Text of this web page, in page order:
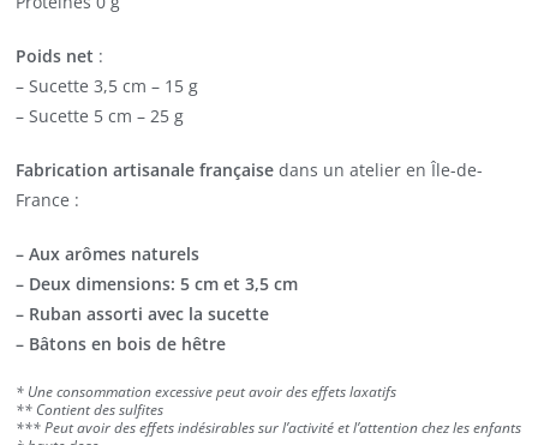
Poids net :
– Sucette 3,5 cm – 15 g
– Sucette 5 cm – 25 g
Fabrication artisanale française dans un atelier en Île-de-
France :
– Aux arômes naturels
– Deux dimensions: 5 cm et 3,5 cm
– Ruban assorti avec la sucette
– Bâtons en bois de hêtre
* Une consommation excessive peut avoir des effets laxatifs
** Contient des sulfites
*** Peut avoir des effets indésirables sur l’activité et l’attention chez les enfants